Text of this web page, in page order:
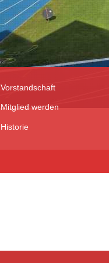
Vorstandschaft
Mitglied werden
Historie